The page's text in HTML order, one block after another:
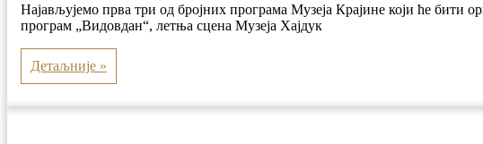
Најављујемо прва три од бројних програма Музеја Крајине који ће
програм „Видовдан“, летња сцена Музеја Хајдук
Детаљније »